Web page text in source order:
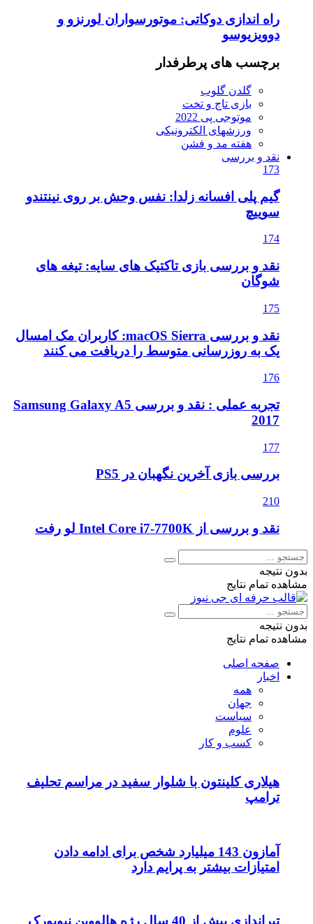
راه اندازی دوکاتی: موتورسواران لورنزو و
دوویزیوسو
برچسب های پرطرفدار
گلدن گلوب
بازی تاج و تخت
موتوجی پی 2022
ورزشهای الکترونیکی
هفته مد و فشن
نقد و بررسی
173
گیم پلی افسانه زلدا: نفس وحش بر روی نینتندو
سوییچ
174
نقد و بررسی بازی تاکتیک های سایه: تیغه های
شوگان
175
نقد و بررسی macOS Sierra: کاربران مک امسال
یک به روزرسانی متوسط را دریافت می کنند
176
تجربه عملی : نقد و بررسی Samsung Galaxy A5
2017
177
بررسی بازی آخرین نگهبان در PS5
210
نقد و بررسی از Intel Core i7-7700K لو رفت
بدون نتیجه
مشاهده تمام نتایج
بدون نتیجه
مشاهده تمام نتایج
صفحه اصلی
اخبار
همه
جهان
سیاست
علوم
کسب و کار
هیلاری کلینتون با شلوار سفید در مراسم تحلیف
ترامپ
آمازون 143 میلیارد شخص برای ادامه دادن
امتیازات بیشتر به پرایم دارد
تیراندازی بیش از 40 سال رژه هالووین نیویورک